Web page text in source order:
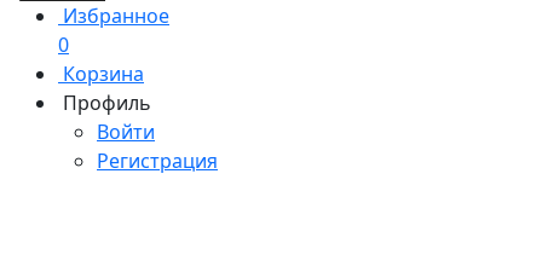
Избранное
0
Корзина
Профиль
Войти
Регистрация